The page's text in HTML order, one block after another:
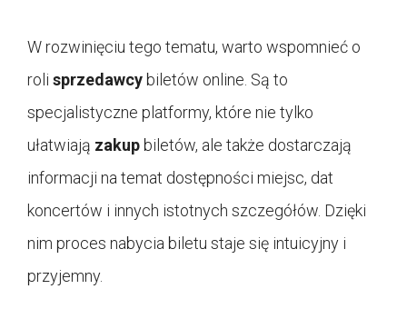
W rozwinięciu tego tematu, warto wspomnieć o
roli sprzedawcy biletów online. Są to
specjalistyczne platformy, które nie tylko
ułatwiają zakup biletów, ale także dostarczają
informacji na temat dostępności miejsc, dat
koncertów i innych istotnych szczegółów. Dzięki
nim proces nabycia biletu staje się intuicyjny i
przyjemny.